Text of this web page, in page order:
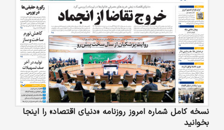
نسخه کامل شماره امروز روزنامه «دنیای‌ اقتصاد» را اینجا
بخوانید